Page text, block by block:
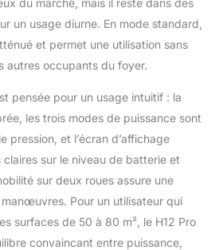
un usage diurne. En mode standard,
et permet une utilisation sans
autres occupants du foyer.
pensée pour un usage intuitif : la
les trois modes de puissance sont
pression, et l’écran d’affichage
sur le niveau de batterie et
sur deux roues assure une
Pour un utilisateur qui
surfaces de 50 à 80 m², le H12 Pro
convaincant entre puissance,